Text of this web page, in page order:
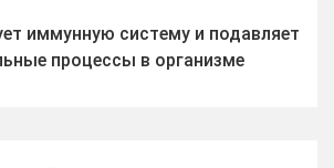
иммунную систему и подавляет
процессы в организме